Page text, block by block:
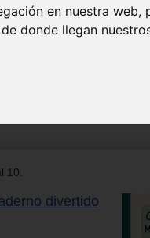
en nuestra
donde llegan
10.
divertido